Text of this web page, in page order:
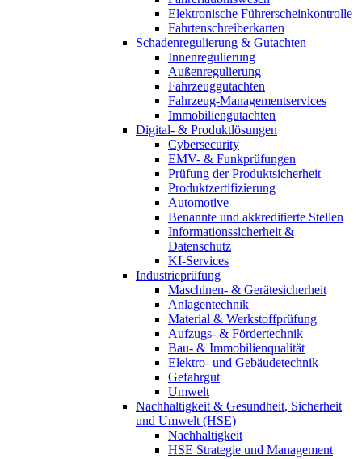
Elektronische Führerscheinkontrolle
Fahrtenschreiberkarten
Schadenregulierung & Gutachten
Innenregulierung
Außenregulierung
Fahrzeuggutachten
Fahrzeug-Managementservices
Immobiliengutachten
Digital- & Produktlösungen
Cybersecurity
EMV- & Funkprüfungen
Prüfung der Produktsicherheit
Produktzertifizierung
Automotive
Benannte und akkreditierte Stellen
Informationssicherheit &
Datenschutz
KI-Services
Industrieprüfung
Maschinen- & Gerätesicherheit
Anlagentechnik
Material & Werkstoffprüfung
Aufzugs- & Fördertechnik
Bau- & Immobilienqualität
Elektro- und Gebäudetechnik
Gefahrgut
Umwelt
Nachhaltigkeit & Gesundheit, Sicherheit
und Umwelt (HSE)
Nachhaltigkeit
HSE Strategie und Management